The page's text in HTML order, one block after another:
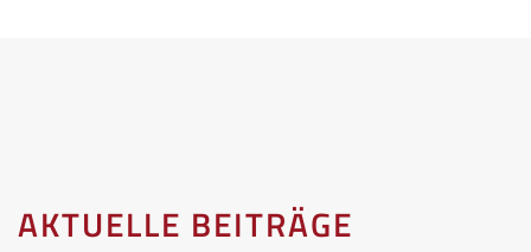
AKTUELLE BEITRÄGE